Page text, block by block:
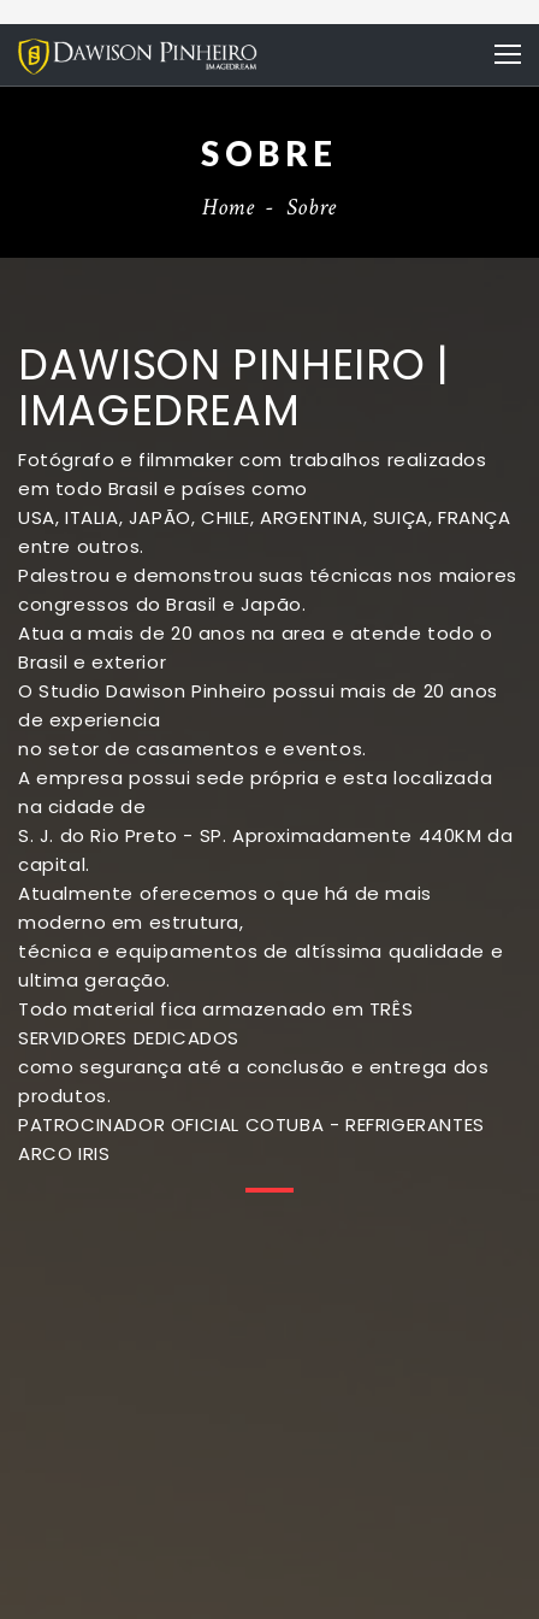
SOBRE
Home - Sobre
DAWISON PINHEIRO |
IMAGEDREAM
Fotógrafo e filmmaker com trabalhos realizados
em todo Brasil e países como
USA, ITALIA, JAPÃO, CHILE, ARGENTINA, SUIÇA, FRANÇA
entre outros.
Palestrou e demonstrou suas técnicas nos maiores
congressos do Brasil e Japão.
Atua a mais de 20 anos na area e atende todo o
Brasil e exterior
O Studio Dawison Pinheiro possui mais de 20 anos
de experiencia
no setor de casamentos e eventos.
A empresa possui sede própria e esta localizada
na cidade de
S. J. do Rio Preto - SP. Aproximadamente 440KM da
capital.
Atualmente oferecemos o que há de mais
moderno em estrutura,
técnica e equipamentos de altíssima qualidade e
ultima geração.
Todo material fica armazenado em TRÊS
SERVIDORES DEDICADOS
como segurança até a conclusão e entrega dos
produtos.
PATROCINADOR OFICIAL COTUBA - REFRIGERANTES
ARCO IRIS